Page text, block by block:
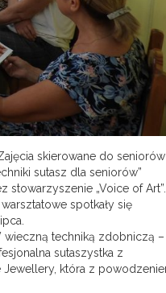
skierowane do seniorów
sutasz dla seniorów”
„Voice of Art”.
spotkały się
wieczną techniką zdobniczą –
sutaszystka z
Jewellery, która z